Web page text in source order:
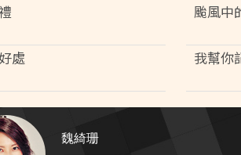
颱風中
處 我幫你
魏綺珊